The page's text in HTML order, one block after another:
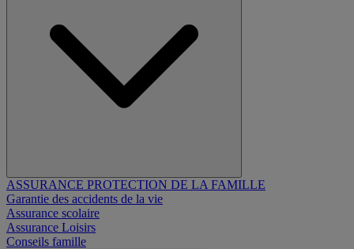
ASSURANCE PROTECTION DE LA FAMILLE
Garantie des accidents de la vie
Assurance scolaire
Assurance Loisirs
Conseils famille